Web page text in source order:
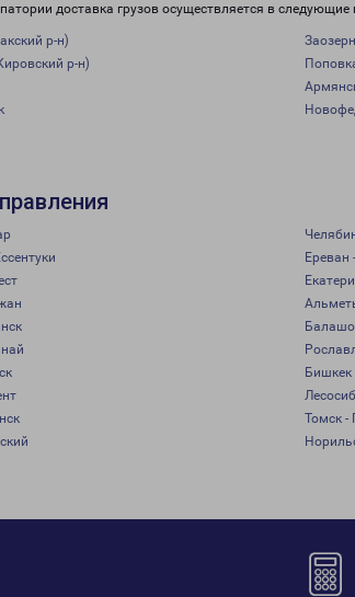
доставка грузов осуществляется в следующие
р-н)
р-н)
Ереван
Бишкек
Томск -